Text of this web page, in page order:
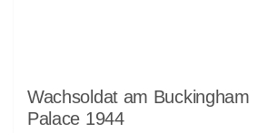
Wachsoldat am Buckingham
Palace 1944